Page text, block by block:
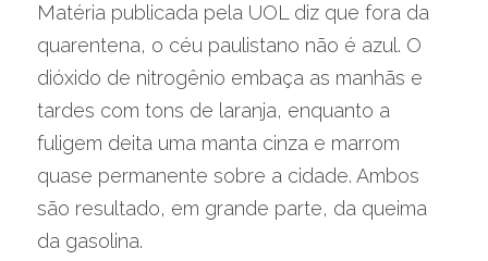
Matéria publicada pela UOL diz que fora da
quarentena, o céu paulistano não é azul. O
dióxido de nitrogênio embaça as manhãs e
tardes com tons de laranja, enquanto a
fuligem deita uma manta cinza e marrom
quase permanente sobre a cidade. Ambos
são resultado, em grande parte, da queima
da gasolina.